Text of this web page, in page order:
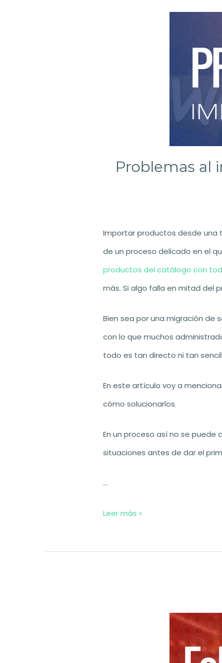
Problemas al
Importar productos desde una
de un proceso delicado en el
productos del catálogo con
más. Si algo falla en mitad del
Bien sea por una migración
con lo que muchos
todo es tan directo ni tan
En este artículo voy a
cómo solucionarlos.
En un proceso así no se
situaciones antes de dar el
…
Problemas
importar
Leer más »